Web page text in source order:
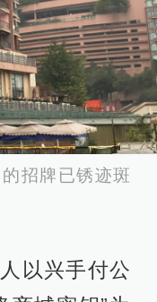
招牌已锈迹斑
以兴手付公